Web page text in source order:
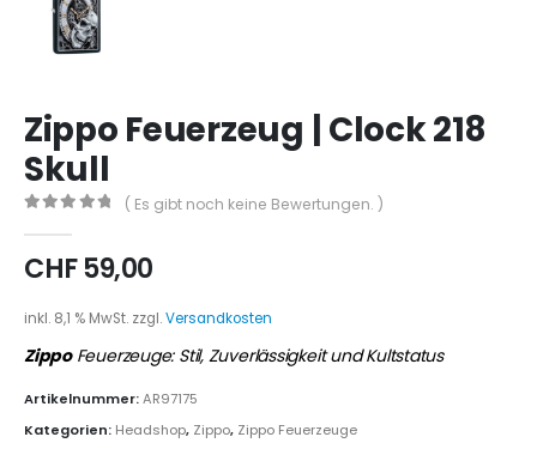
Zippo Feuerzeug | Clock 218
Skull
( Es gibt noch keine Bewertungen. )
CHF59,00
inkl. 8,1 % MwSt. zzgl.Versandkosten
ZippoFeuerzeuge: Stil, Zuverlässigkeit und Kultstatus
Artikelnummer:AR97175
Kategorien: Headshop, Zippo, Zippo Feuerzeuge